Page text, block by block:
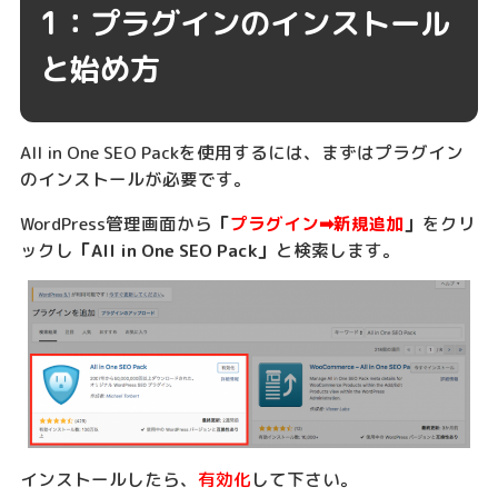
1：プラグインのインストール
と始め方
All in One SEO Packを使用するには、まずはプラグイン
のインストールが必要です。
WordPress管理画面から 「プラグイン➡︎新規追加 」 をクリ
ックし 「All in One SEO Pack」 と検索します。
インストールしたら、 有効化して下さい。